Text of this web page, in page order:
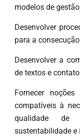
modelos de
Desenvolver
para a
Desenvolver a
de textos e
Fornecer
compatíveis à
qualidade de
sustentabilidade e